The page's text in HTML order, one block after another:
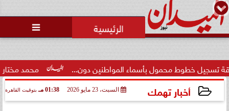

محمد مختار جمعة: خطوط محمول بأسماء المواطنين دون...
أخبار تهمك السبت، 23 مايو 2026 01:38 مـ بتوقيت القاهرة